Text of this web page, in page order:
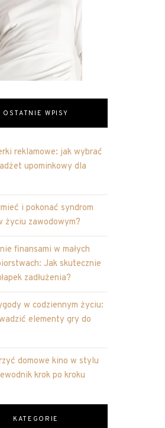
OSTATNIE WPISY
reklamowe: jak wybrać
upominkowy dla
i pokonać syndrom
życiu zawodowym?
finansami w małych
Jak skutecznie
zadłużenia?
w codziennym życiu:
elementy gry do
domowe kino w stylu
krok po kroku
KATEGORIE